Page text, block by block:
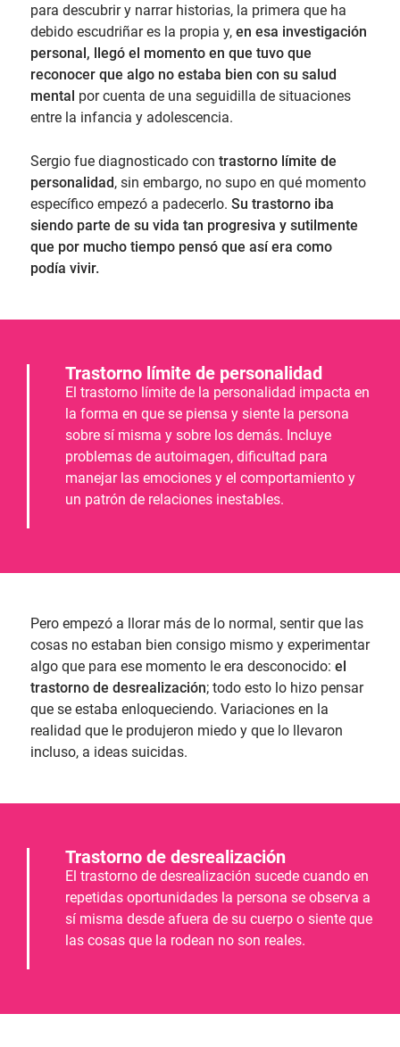
para descubrir y narrar historias, la primera que ha
debido escudriñar es la propia y, en esa investigación
personal, llegó el momento en que tuvo que
reconocer que algo no estaba bien con su salud
mental por cuenta de una seguidilla de situaciones
entre la infancia y adolescencia.
Sergio fue diagnosticado con trastorno límite de
personalidad, sin embargo, no supo en qué momento
específico empezó a padecerlo. Su trastorno iba
siendo parte de su vida tan progresiva y sutilmente
que por mucho tiempo pensó que así era como
podía vivir.
Trastorno límite de personalidad
El trastorno límite de la personalidad impacta en
la forma en que se piensa y siente la persona
sobre sí misma y sobre los demás. Incluye
problemas de autoimagen, dificultad para
manejar las emociones y el comportamiento y
un patrón de relaciones inestables.
Pero empezó a llorar más de lo normal, sentir que las
cosas no estaban bien consigo mismo y experimentar
algo que para ese momento le era desconocido: el
trastorno de desrealización; todo esto lo hizo pensar
que se estaba enloqueciendo. Variaciones en la
realidad que le produjeron miedo y que lo llevaron
incluso, a ideas suicidas.
Trastorno de desrealización
El trastorno de desrealización sucede cuando en
repetidas oportunidades la persona se observa a
sí misma desde afuera de su cuerpo o siente que
las cosas que la rodean no son reales.